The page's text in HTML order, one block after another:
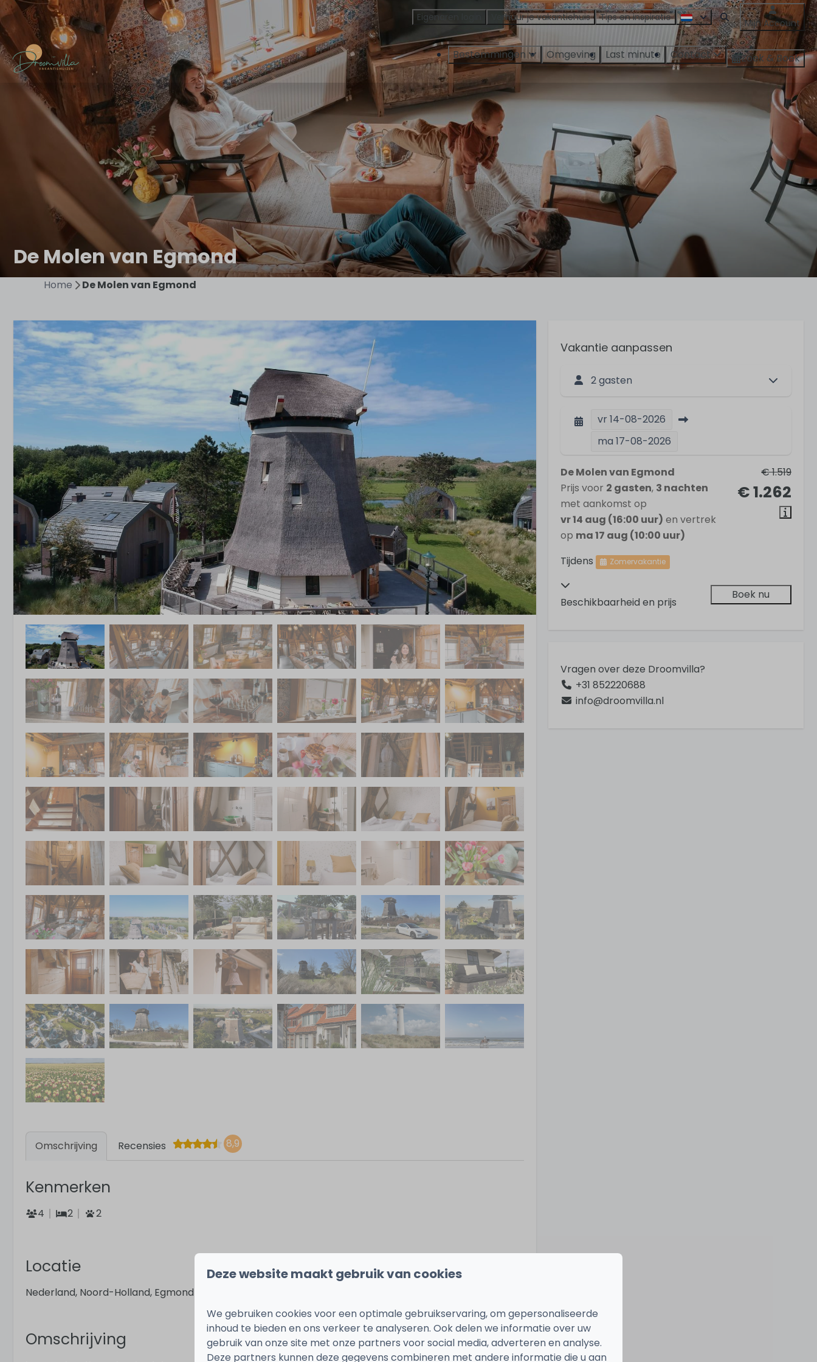
Eigenaren login Verhuur je vakantiehuis Tips en inspiratie Mijn Account
Bestemmingen Omgeving Last minute Contact Zoek & Boek
De Molen van Egmond
Home De Molen van Egmond
Omschrijving Recensies 8,9
Kenmerken
4 2 2
Locatie
Nederland, Noord-Holland, Egmond aan den Hoef
Omschrijving
Vakantie aanpassen
2 gasten
vr 14-08-2026
ma 17-08-2026
€ 1.519
€ 1.262
De Molen van Egmond
Prijs voor 2 gasten, 3 nachten
met aankomst op
vr 14 aug (16:00 uur) en vertrek
op ma 17 aug (10:00 uur)
Tijdens
Zomervakantie
Beschikbaarheid en prijs
Boek nu
Vragen over deze Droomvilla?
+31 852220688
info@droomvilla.nl
Deze website maakt gebruik van cookies
We gebruiken cookies voor een optimale gebruikservaring, om gepersonaliseerde
inhoud te bieden en ons verkeer te analyseren. Ook delen we informatie over uw
gebruik van onze site met onze partners voor social media, adverteren en analyse.
Deze partners kunnen deze gegevens combineren met andere informatie die u aan